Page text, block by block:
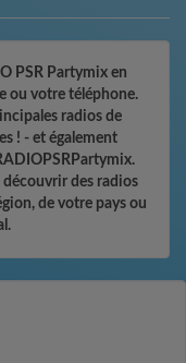
PSR Partymix en
ou votre téléphone.
radios de
! - et également
découvrir des radios
de votre pays ou